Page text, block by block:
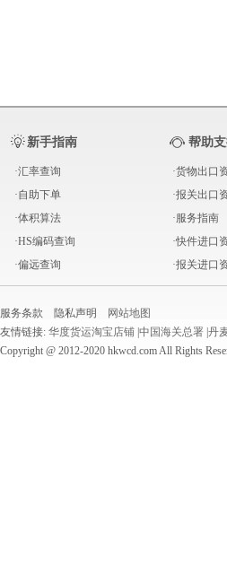
新手指南 帮助
·汇率查询
·自助下单
·体积算法
·HS编码查询
·偏远查询
·货物出口
·报关出口
·服务指南
·快件进口
·报关进口
服务条款 隐私声明
网站地图
友情链接: 华度货运淘宝店铺 中国海关总署 丹
Copyright @ 2012-2020 hkwcd.com All Rights